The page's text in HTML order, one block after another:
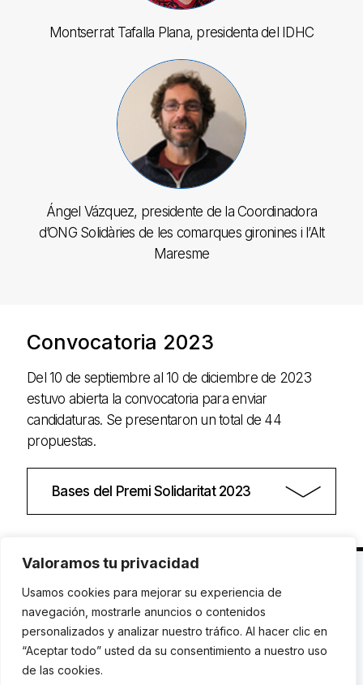
Valoramos tu privacidad
Usamos cookies para mejorar su experiencia de
navegación, mostrarle anuncios o contenidos
personalizados y analizar nuestro tráfico. Al hacer clic en
“Aceptar todo” usted da su consentimiento a nuestro uso
de las cookies.
Montserrat Tafalla Plana, presidenta del IDHC
Ángel Vázquez, presidente de la Coordinadora
d’ONG Solidàries de les comarques gironines i l’Alt
Maresme
Convocatoria 2023
Del 10 de septiembre al 10 de diciembre de 2023
estuvo abierta la convocatoria para enviar
candidaturas. Se presentaron un total de 44
propuestas.
Bases del Premi Solidaritat 2023
C. Avinyó 44, 2n | 08002 Barcelona |
T.: +34 93
119 03 72|institut@idhc.org
© Institut de Drets Humans de Catalunya.